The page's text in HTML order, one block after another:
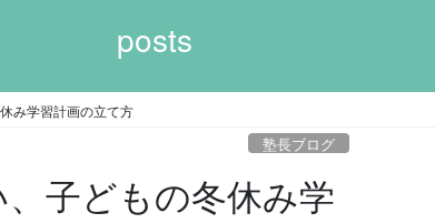
posts
み学習計画の立て方
塾長ブログ
子どもの冬休み学